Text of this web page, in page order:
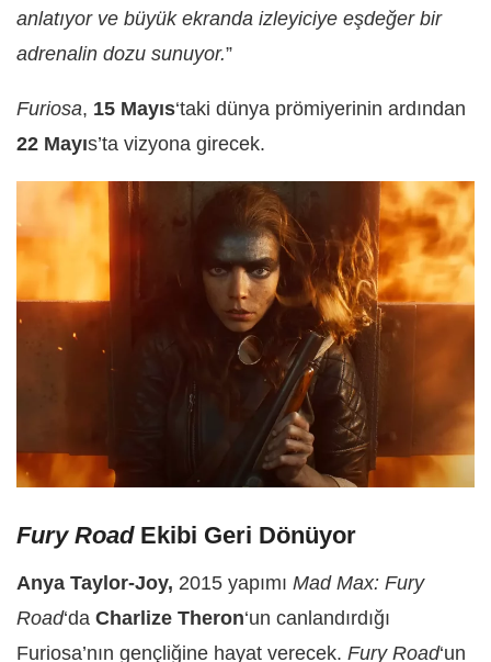
anlatıyor ve büyük ekranda izleyiciye eşdeğer bir
adrenalin dozu sunuyor.”
Furiosa, 15 Mayıs‘taki dünya prömiyerinin ardından
22 Mayıs’ta vizyona girecek.
Fury RoadEkibi Geri Dönüyor
Anya Taylor-Joy, 2015 yapımı Mad Max: Fury
Road‘da Charlize Theron‘un canlandırdığı
Furiosa’nın gençliğine hayat verecek. Fury Road‘un